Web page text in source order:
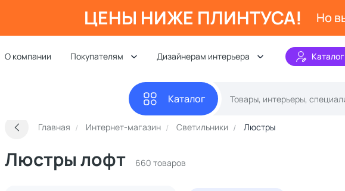
ЦЕНЫ НИЖЕ ПЛИНТУСА! Но
О компании Покупателям Дизайнерам интерьера
Каталог
Главная Интернет-магазин Светильники Люстры
Люстры лофт 660 товаров